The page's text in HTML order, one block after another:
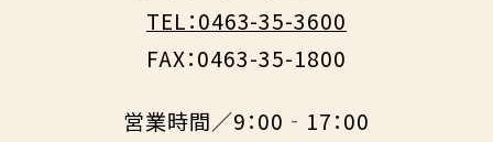
TEL：0463-35-3600
FAX：0463-35-1800
営業時間／9：00‐17：00